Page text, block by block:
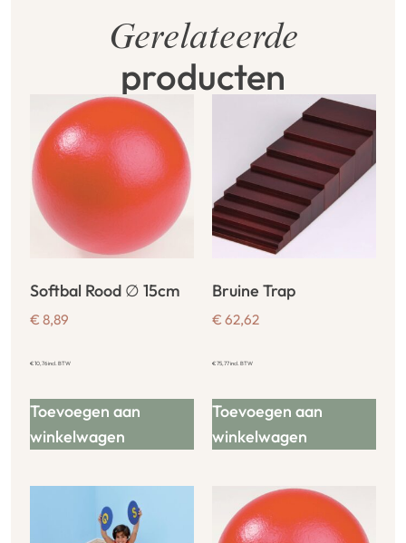
Gerelateerde
producten
Softbal Rood ∅ 15cm
€ 8,89
€10,76incl. BTW
Toevoegen aan
winkelwagen
Bruine Trap
€ 62,62
€75,77incl. BTW
Toevoegen aan
winkelwagen